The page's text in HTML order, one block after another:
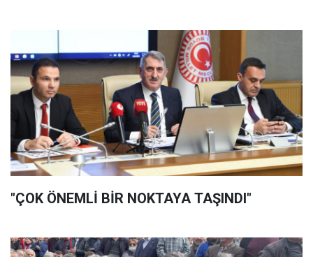
"ÇOK ÖNEMLİ BİR NOKTAYA TAŞINDI"